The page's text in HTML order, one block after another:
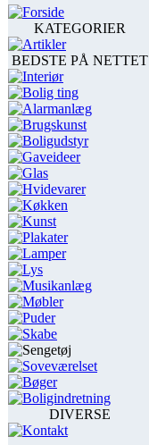
Forside
KATEGORIER
Artikler
BEDSTE PÅ NETTET
Interiør
Bolig ting
Alarmanlæg
Brugskunst
Boligudstyr
Gaveideer
Glas
Hvidevarer
Køkken
Kunst
Plakater
Lamper
Lys
Musikanlæg
Møbler
Puder
Skabe
Sengetøj
Soveværelset
Bøger
Boligindretning
DIVERSE
Kontakt